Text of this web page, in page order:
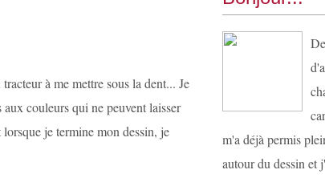
à me mettre sous la dent... Je
couleurs qui ne peuvent laisser
je termine mon dessin, je
m'a déjà permis
autour du dessin et